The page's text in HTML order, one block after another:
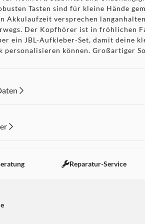
Tasten sind für kleine Hände
Akkulaufzeit versprechen
Der Kopfhörer ist in fröhlichen
ein JBL-Aufkleber-Set, damit deine
personalisieren können. Großartiger
einer Audiolegende machte, während
sicher ist.
automatische maximale Lautstärke
anpassen
Reparatur-Service